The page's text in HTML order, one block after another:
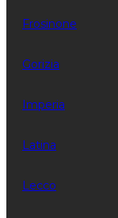
Frosinone
Gorizia
Imperia
Latina
Lecco